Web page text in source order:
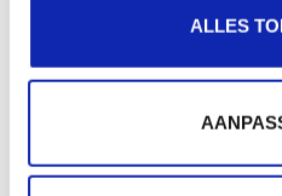
ALLES
certificaatautoriteiten
certificaten uit te geven